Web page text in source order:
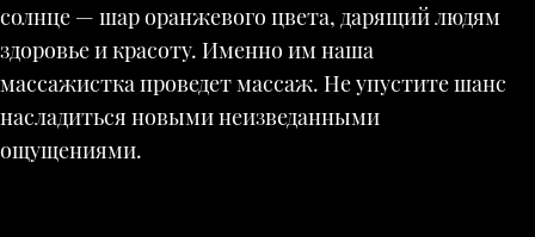
солнце — шар оранжевого цвета, дарящий людям
здоровье и красоту. Именно им наша
массажистка проведет массаж. Не упустите шанс
насладиться новыми неизведанными
ощущениями.